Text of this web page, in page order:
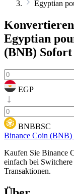
Egyptian
Konvertieren
Egyptian
(BNB) Sofort
EGP
BNBBSC
Binance Coin (BNB)
Kaufen Sie Binance
einfach bei
Transaktionen.